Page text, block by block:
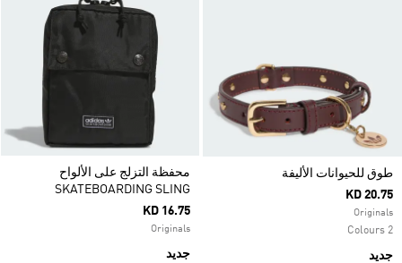
طوق للحيوانات الأليفة
KD 20.75
Originals
2 Colours
جديد
محفظة التزلج على الألواح
SKATEBOARDING SLING
KD 16.75
Originals
جديد